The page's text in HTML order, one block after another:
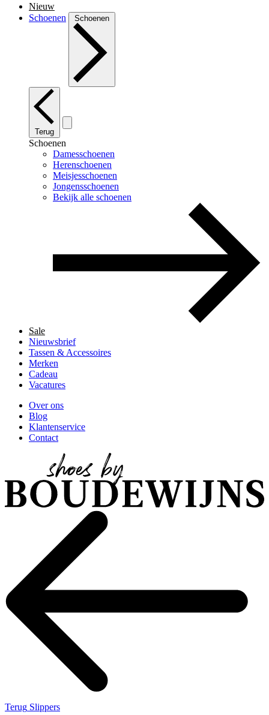
Nieuw
Schoenen
Schoenen
Terug
Schoenen
Damesschoenen
Herenschoenen
Meisjesschoenen
Jongensschoenen
Bekijk alle schoenen
Sale
Nieuwsbrief
Tassen & Accessoires
Merken
Cadeau
Vacatures
Over ons
Blog
Klantenservice
Contact
Terug Slippers